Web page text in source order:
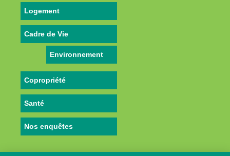
Logement
Cadre de Vie
Environnement
Copropriété
Santé
Nos enquêtes